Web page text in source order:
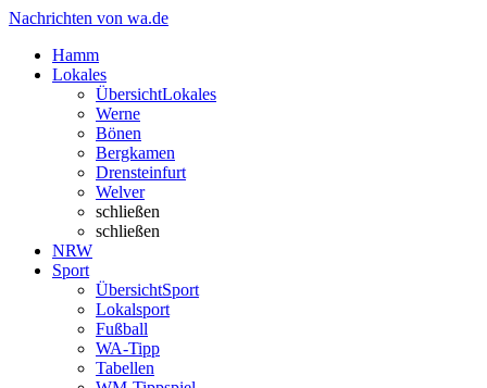
Nachrichten von wa.de
Hamm
Lokales
ÜbersichtLokales
Werne
Bönen
Bergkamen
Drensteinfurt
Welver
schließen
schließen
NRW
Sport
ÜbersichtSport
Lokalsport
Fußball
WA-Tipp
Tabellen